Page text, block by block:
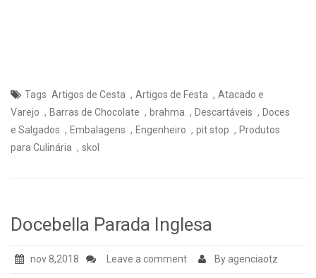
Tags Artigos de Cesta , Artigos de Festa , Atacado e
Varejo , Barras de Chocolate , brahma , Descartáveis , Doces
e Salgados , Embalagens , Engenheiro , pit stop , Produtos
para Culinária , skol
Docebella Parada Inglesa
nov 8,2018 Leave a comment By agenciaotz